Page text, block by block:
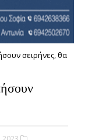
σειρήνες, θα